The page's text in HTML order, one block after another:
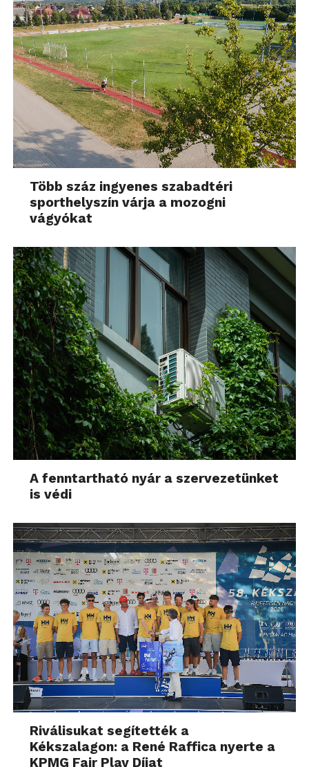
Több száz ingyenes szabadtéri
sporthelyszín várja a mozogni
vágyókat
A fenntartható nyár a szervezetünket
is védi
Riválisukat segítették a
Kékszalagon: a René Raffica nyerte a
KPMG Fair Play Díjat